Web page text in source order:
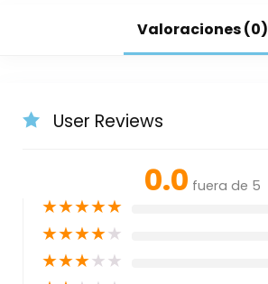
Valoraciones (0)
User Reviews
0.0 fuera de 5
★★★★★
★★★★★
★★★★★